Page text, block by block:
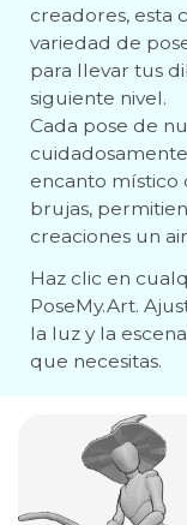
creadores, esta
variedad de
para llevar tus
siguiente nivel.
Cada pose de
encanto místico
brujas,
creaciones un
Haz clic en
PoseMy.Art.
la luz y la
que necesitas.